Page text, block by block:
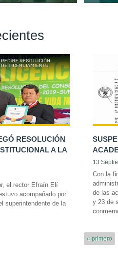
RESOLUCIÓN
A LA
el rector Efraín Elí
acompañado por
superintendente de la
13
Con la
de las
y 23 de
« primero